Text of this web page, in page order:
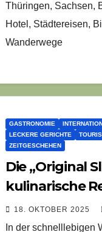
Thüringen, Sachsen,
Hotel, Städtereisen,
Wanderwege
GASTRONOMIE
LECKERE GERICHTE
ZEITGESCHEHEN
Die „Original
kulinarische
Sachsen-
Seele
18. OKTOBER 2025
In der schnelllebigen